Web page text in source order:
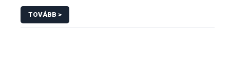
TOVÁBB >